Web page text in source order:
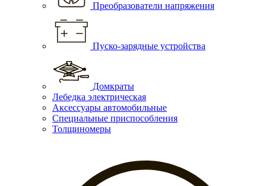
Преобразователи напряжения
Пуско-зарядные устройства
Домкраты
Лебедка электрическая
Аксессуары автомобильные
Специальные приспособления
Толщиномеры